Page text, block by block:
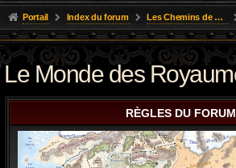
Portail Index du forum Les Chemins de L'Aventure
Le Monde des
RÈGLES DU FORUM